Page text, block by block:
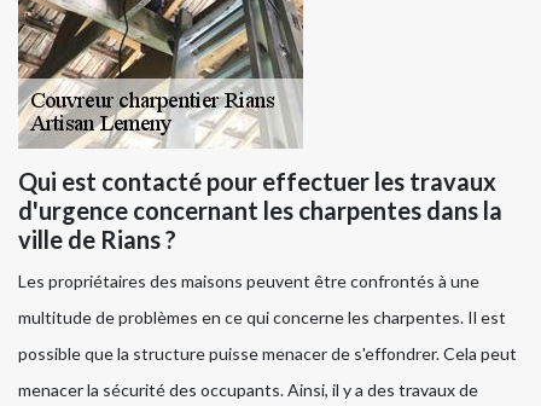
Qui est contacté pour effectuer les travaux
d'urgence concernant les charpentes dans la
ville de Rians ?
Les propriétaires des maisons peuvent être confrontés à une
multitude de problèmes en ce qui concerne les charpentes. Il est
possible que la structure puisse menacer de s'effondrer. Cela peut
menacer la sécurité des occupants. Ainsi, il y a des travaux de